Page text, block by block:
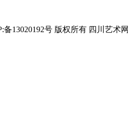
备13020192号 版权所有 四川艺术网